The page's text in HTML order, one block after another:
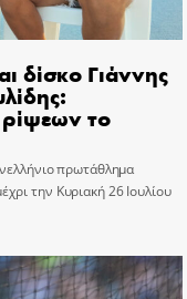
δίσκο Γιάννης
το
πρωτάθλημα
την Κυριακή 26 Ιουλίου